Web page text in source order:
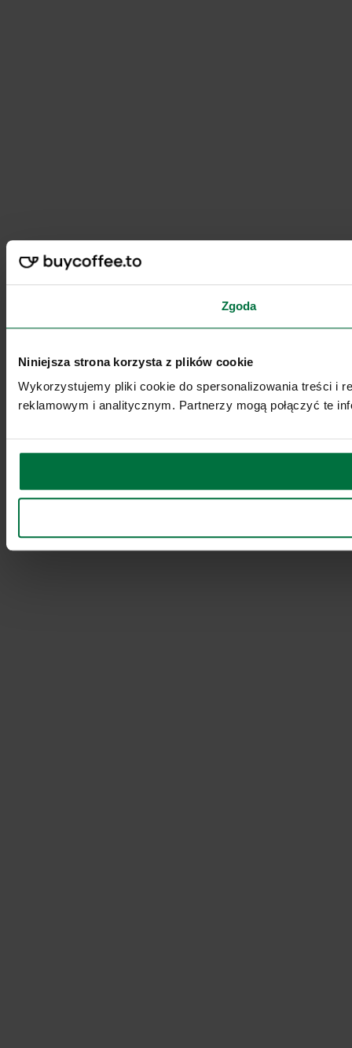
Zgoda
Niniejsza strona korzysta z plików cookie
Wykorzystujemy pliki cookie do spersonalizowania treści i
reklamowym i analitycznym. Partnerzy mogą połączyć te